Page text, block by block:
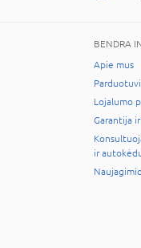
BENDRA
Apie mus
Lojalumo
Garantija
ir